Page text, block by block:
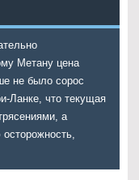
Метану цена
не было сорос
Ланке, что текущая
а